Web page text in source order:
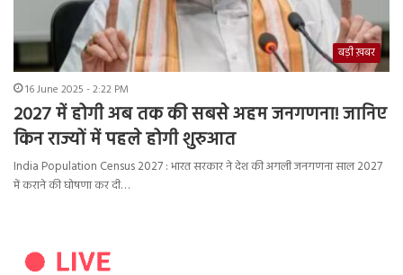
बड़ी ख़बर
16 June 2025 - 2:22 PM
2027 में होगी अब तक की सबसे अहम जनगणना! जानिए
किन राज्यों में पहले होगी शुरुआत
India Population Census 2027 : भारत सरकार ने देश की अगली जनगणना साल 2027
में कराने की घोषणा कर दी…